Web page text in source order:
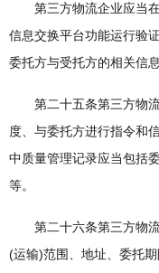
第三方物流企业应当在
信息交换平台功能运行验
委托方与受托方的相关信息
第二十五条第三方物流
度、与委托方进行指令和
中质量管理记录应当包括
等。
第二十六条第三方物流
(运输)范围、地址、委托